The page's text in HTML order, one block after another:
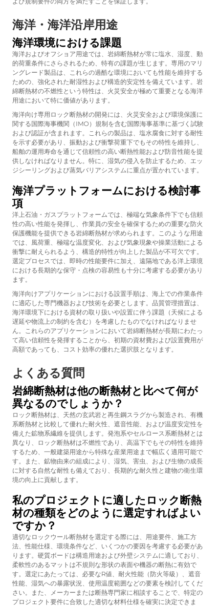
海洋・海洋沿岸用途
海洋環境における課題
海洋およびオフショア用途では、岩綿断熱材が常に塩水、湿度、動
的荷重条件にさらされるため、特有の課題が生じます。専用のマリ
ングレード製品は、これらの過酷な環境においても性能を維持する
ための、強化された耐湿性および構造的安定性を備えています。岩
綿断熱材の不燃性という特性は、火災安全が極めて重要となる海洋
用途において特に価値があります。
海洋向け専用ロック断熱材の開発には、火災安全および環境保護に
関する国際海事機関（IMO）規制を含む国際海事基準に基づく試験
および認証が含まれます。これらの製品は、塩水腐食に対する耐性
を示す必要があり、振動および衝撃荷重下でもその特性を維持し、
船舶の運用寿命を通じて信頼性の高い断熱性能および防音性能を提
供しなければなりません。特に、湿気の侵入を防止するため、エッ
ジシーリングおよび蒸気バリアシステムに重点が置かれています。
海洋プラットフォームにおける検討事
項
洋上石油・ガスプラットフォームでは、極端な気象条件下でも信頼
性の高い性能を発揮し、作業員の安全を確保するための重要な防火
保護機能を提供できる岩綿断熱材が求められます。このような用途
では、風荷重、極端な温度変化、および気象現象や操業活動による
衝撃に耐えられるよう、構造的特性が向上した製品が不可欠です。
選定プロセスでは、即時の性能要件に加え、遠隔地である洋上環境
における長期的な保守・点検の容易性も十分に考慮する必要があり
ます。
海洋向けアプリケーションにおける設置手順は、海上での作業条件
に適応した専門機器および技術を必要とします。品質管理措置は、
海洋環境下における資材の取り扱いや設置に伴う課題（天候による
遅延や物流上の制約を含む）を考慮したものでなければなりませ
ん。これらのアプリケーションにおいて岩綿断熱材が長期にわたっ
て高い信頼性を発揮することから、初期の資材費および設置費用が
高額であっても、コスト効率の優れた選択肢となります。
よくある質問
岩綿断熱材は他の断熱材と比べて何が
異なるのでしょうか？
ロック断熱材は、天然の玄武岩と再生鋼スラグから製造され、有機
系断熱材と比較して優れた耐火性、遮音性能、および温度安定性を
備えた鉱物系繊維を提供します。発泡系やセルロース系断熱材とは
異なり、ロック断熱材は不燃性であり、高温下でもその特性を維持
するため、一般建築用途から特殊な産業用途まで幅広く適用可能で
す。また、鉱物由来の組成により、湿気、害虫、および生物の成長
に対する自然な耐性も備えており、長期的な耐久性と建物の衛生環
境の向上に貢献します。
私のプロジェクトに適したロック断熱
材の種類をどのように選定すればよい
ですか？
適切なロックウール断熱材を選定する際には、用途要件、施工方
法、性能仕様、環境条件など、いくつかの要因を考慮する必要があ
ります。硬質ボードは構造用途および外壁システムに適しており、
柔軟性のあるマットは不規則な形状の表面や機器の断熱に有効で
す。選定にあたっては、必要なR値、耐火性能（防火等級）、遮音
性能、湿気への暴露状況、使用温度範囲などの要素を検討してくだ
さい。また、メーカーまたは断熱専門家に相談することで、特定の
プロジェクト要件に合致した適切な材料仕様を確実に決定できま